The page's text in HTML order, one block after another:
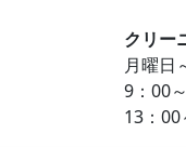
クリー
月曜日
9：00
13：